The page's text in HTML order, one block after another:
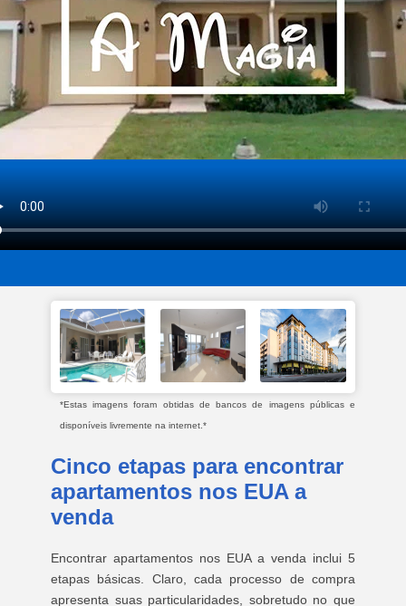
*Estas imagens foram obtidas de bancos de imagens públicas e
disponíveis livremente na internet.*
Cinco etapas para encontrar
apartamentos nos EUA a
venda
Encontrar apartamentos nos EUA a venda inclui 5
etapas básicas. Claro, cada processo de compra
apresenta suas particularidades, sobretudo no que